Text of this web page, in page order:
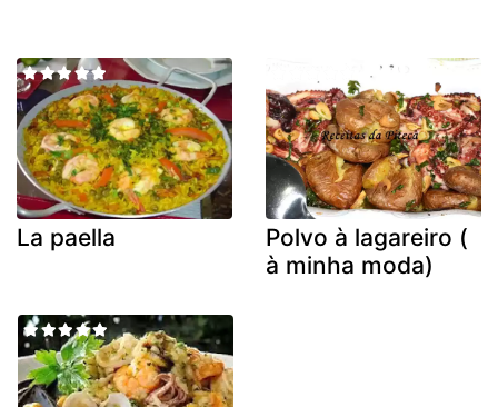
La paella
Polvo à lagareiro (
à minha moda)